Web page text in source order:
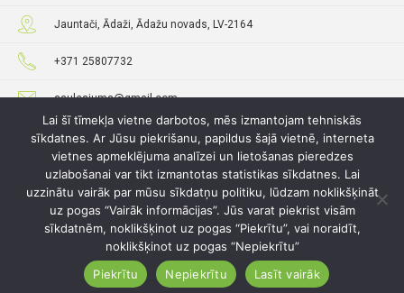
Jauntači, Ādaži, Ādažu novads, LV-2164
+371 25807732
saulesjums@gmail.com
saulesjums.lv
Lai šī tīmekļa vietne darbotos, mēs izmantojam tehniskās
sīkdatnes. Ar Jūsu piekrišanu, papildus šajā vietnē, interneta
vietnes apmeklējuma analīzei un lietošanas pieredzes
uzlabošanai var tikt izmantotas statistikas sīkdatnes. Lai
uzzinātu vairāk par mūsu sīkdatņu politiku, lūdzam noklikšķināt
uz pogas “Vairāk informācijas”. Jūs varat piekrist visām
sīkdatnēm, noklikšķinot uz pogas “Piekrītu”, vai noraidīt,
noklikšķinot uz pogas “Nepiekrītu”
Piekrītu
Nepiekrītu Lasīt vairāk